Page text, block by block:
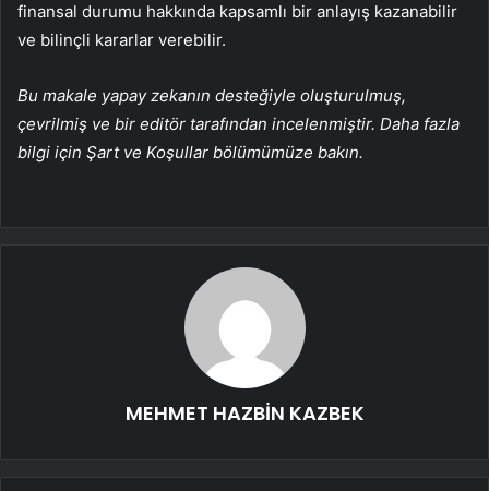
finansal durumu hakkında kapsamlı bir anlayış kazanabilir
ve bilinçli kararlar verebilir.
Bu makale yapay zekanın desteğiyle oluşturulmuş,
çevrilmiş ve bir editör tarafından incelenmiştir. Daha fazla
bilgi için Şart ve Koşullar bölümümüze bakın.
MEHMET HAZBİN KAZBEK